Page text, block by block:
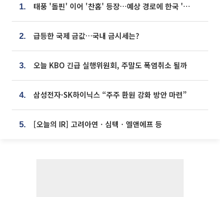
1. 태풍 '돌핀' 이어 '찬홈' 등장…예상 경로에 한국 '한숨'
2. 급등한 국제 금값…국내 금시세는?
3. 오늘 KBO 긴급 실행위원회, 주말도 폭염취소 될까
4. 삼성전자·SK하이닉스 “주주 환원 강화 방안 마련”
5. [오늘의 IR] 고려아연ㆍ심텍ㆍ엘앤에프 등